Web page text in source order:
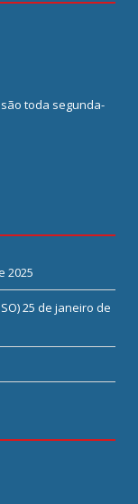
toda segunda-
2025
25 de janeiro de